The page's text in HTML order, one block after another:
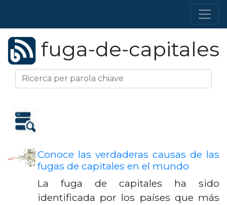
fuga-de-capitales
Conoce las verdaderas causas de las
fugas de capitales en el mundo
La fuga de capitales ha sido
identificada por los países que más